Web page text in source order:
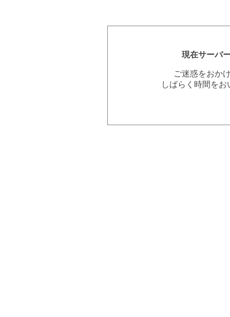
現在サーバ
ご迷惑をおか
しばらく時間を